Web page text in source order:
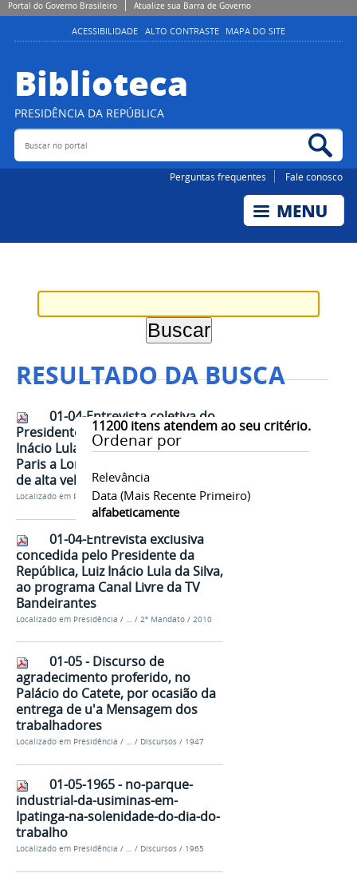
Portal do Governo Brasileiro Atualize sua Barra de Governo
ACESSIBILIDADE ALTO CONTRASTE MAPA DO SITE
Biblioteca
PRESIDÊNCIA DA REPÚBLICA
Buscar no portal
Perguntas frequentes Fale conosco
RESULTADO DA BUSCA
11200itens atendem ao seu critério.
Ordenar por
Relevância
Data (mais Recente Primeiro)
alfabeticamente
01-04-Entrevista coletiva do
Presidente da República, Luiz
Inácio Lula da Silva, no trajeto de
Paris a Londres, a bordo de trem
de alta velocidade
Localizado em Presidência /… /2º Mandato /2009
01-04-Entrevista exclusiva
concedida pelo Presidente da
República, Luiz Inácio Lula da Silva,
ao programa Canal Livre da TV
Bandeirantes
Localizado em Presidência / / 2º Mandato / 2010
01-05 - Discurso de
agradecimento proferido, no
Palácio do Catete, por ocasião da
entrega de u'a Mensagem dos
trabalhadores
Localizado em Presidência / … / Discursos / 1947
01-05-1965 - no-parque-
industrial-da-usiminas-em-
Ipatinga-na-solenidade-do-dia-do-
trabalho
Localizado em Presidência / … / Discursos / 1965